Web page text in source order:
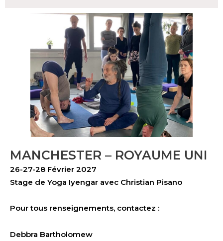
MANCHESTER – ROYAUME UNI
26-27-28 Février 2027
Stage de Yoga Iyengar avec Christian Pisano
Pour tous renseignements, contactez :
Debbra Bartholomew